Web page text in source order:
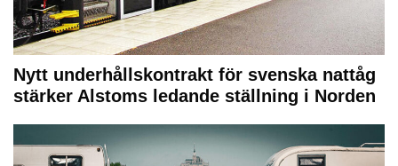
Nytt underhållskontrakt för svenska nattåg
stärker Alstoms ledande ställning i Norden